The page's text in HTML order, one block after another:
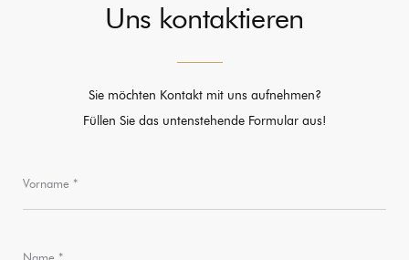
Uns kontaktieren
Sie möchten Kontakt mit uns aufnehmen?
Füllen Sie das untenstehende Formular aus!